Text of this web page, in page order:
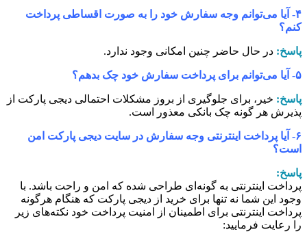
۴- آیا می‌‏توانم وجه سفارش خود را به صورت اقساطی پرداخت
در حال حاضر چنین امکانی وجود ندارد.
خیر، برای جلوگیری از بروز مشکلات احتمالی دیجی پارکت از
هر گونه چک بانکی معذور است.
۶- آیا پرداخت اینترنتی وجه سفارش در سایت دیجی پارکت امن
اینترنتی به گونه‏‌ای طراحی شده که امن و راحت باشد. با
این شما نه تنها برای خرید از دیجی پارکت که هنگام هرگونه
اینترنتی برای اطمینان از امنیت پرداخت خود نکته‏‌های زیر
رعایت فرمایید: